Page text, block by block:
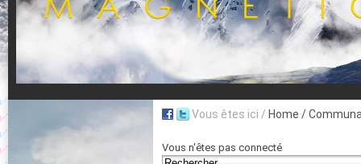
Aujourd'hui : T° Min : °C T° Max :°C
Suivez en direct l'actualité des stations
Vous êtes ici / Home /
Vous n'êtes pas connecté